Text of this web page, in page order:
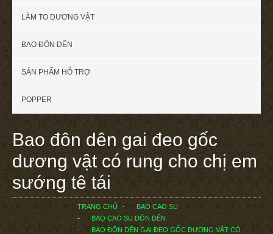
LÀM TO DƯƠNG VẬT
BAO ĐÔN DÊN
SẢN PHẨM HỖ TRỢ
POPPER
Bao đôn dên gai đeo gốc
dương vật có rung cho chị em
sướng tê tái
TRANG CHỦ
BAO CAO SU
BAO CAO SU ĐÔN DÊN
BAO ĐÔN DÊN GAI ĐEO GỐC DƯƠNG VẬT CÓ